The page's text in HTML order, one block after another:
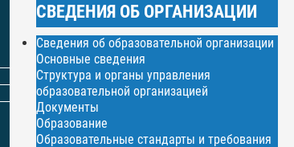
СВЕДЕНИЯ ОБ ОРГАНИЗАЦИИ
Сведения об образовательной организации
Основные сведения
Структура и органы управления
образовательной организацией
Документы
Образование
Образовательные стандарты и требования